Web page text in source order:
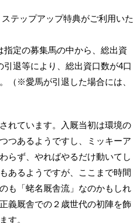
テップアップ特典がご利用いた
定の募集馬の中から、総出資
退等により、総出資口数が4口
（※愛馬が引退した場合には、
れています。入厩当初は環境の
つあるようですし、ミッキーア
らず、やればやるだけ動いてし
あるようですが、ここまで時間
も「蛯名厩舎流」なのかもしれ
義厩舎での２歳世代の初陣を飾
す。